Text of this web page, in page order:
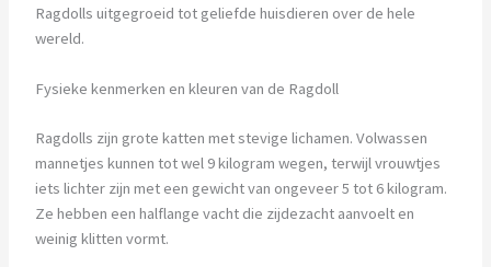
Ragdolls uitgegroeid tot geliefde huisdieren over de hele
wereld.
Fysieke kenmerken en kleuren van de Ragdoll
Ragdolls zijn grote katten met stevige lichamen. Volwassen
mannetjes kunnen tot wel 9 kilogram wegen, terwijl vrouwtjes
iets lichter zijn met een gewicht van ongeveer 5 tot 6 kilogram.
Ze hebben een halflange vacht die zijdezacht aanvoelt en
weinig klitten vormt.